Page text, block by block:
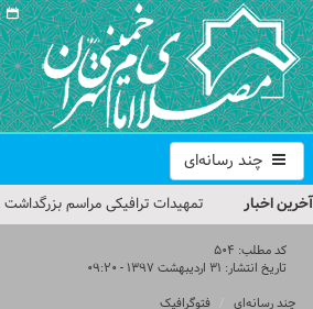
چند رسانه‌ای
آخرین اخبار
تمهیدات ترافیکی مراسم
حجت‌الاسلام حاج علی‌اکبری؛
کد مطلب: 504
تاریخ انتشار: ۳۱ اردیبهشت ۱۳۹۷ - ۰۹:۲۰
چند رسانه‌ای
فتوگرافیک